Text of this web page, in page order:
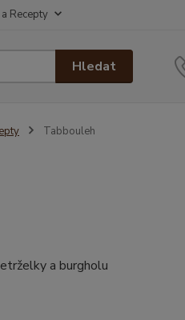
Recepty
Hledat
Tabbouleh